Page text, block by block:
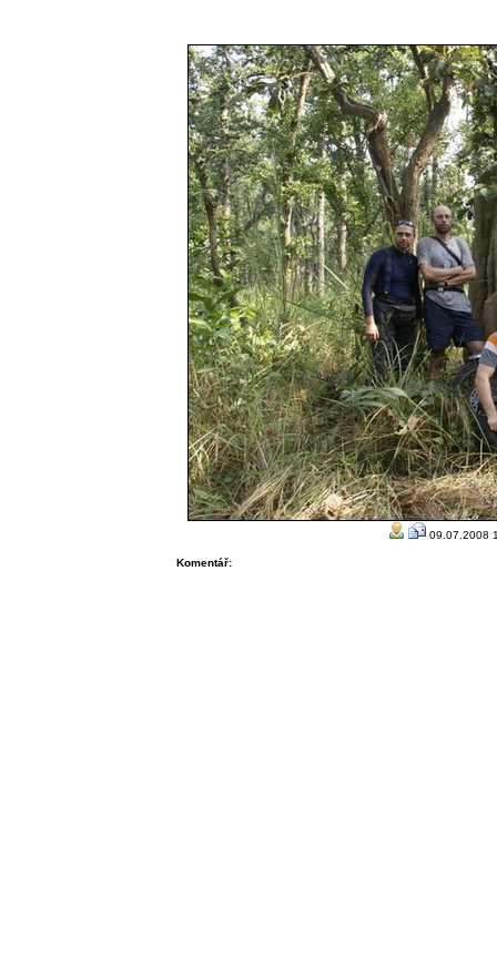
09.07.2008
Komentář: